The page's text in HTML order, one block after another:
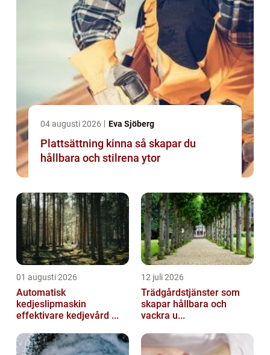
04 augusti 2026 Eva Sjöberg
Plattsättning kinna så skapar du
hållbara och stilrena ytor
01 augusti 2026
Automatisk
kedjeslipmaskin
effektivare kedjevård ...
12 juli 2026
Trädgårdstjänster som
skapar hållbara och
vackra u...